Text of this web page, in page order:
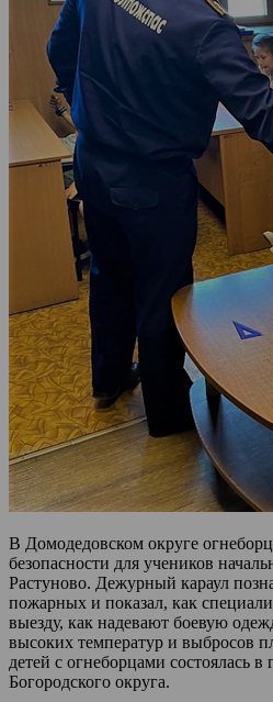
В Домодедовском округе
безопасности для учеников
Растуново. Дежурный караул
пожарных и показал, как
выезду, как надевают боевую
высоких температур и выбросов
детей с огнеборцами состоялась в
Богородского округа.